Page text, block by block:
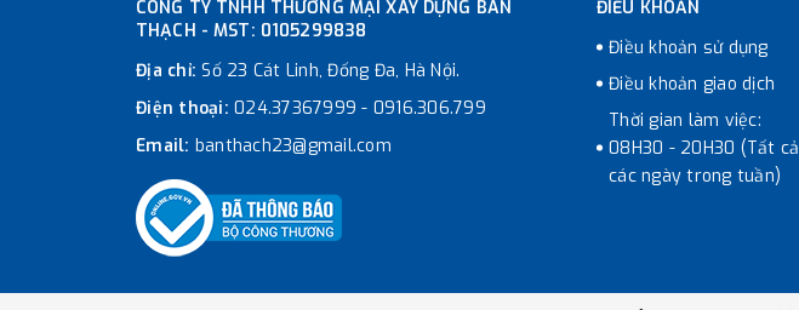
CÔNG TY TNHH THƯƠNG MẠI XÂY DỰNG BÀN
THẠCH - MST: 0105299838
Địa chỉ:Số 23 Cát Linh, Đống Đa, Hà Nội.
Điện thoại: 024.37367999 - 0916.306.799
Email: banthach23@gmail.com
ĐIỀU KHOẢN
Điều khoản sử dụng
Điều khoản giao dịch
Thời gian làm việc:
08H30 - 20H30 (Tất cả
các ngày trong tuần)